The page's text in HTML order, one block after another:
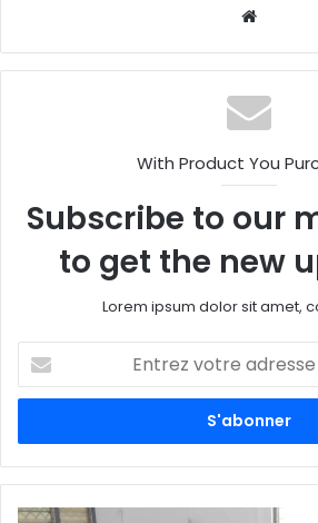
sit
e
With Product You
Subscribe to our
to get the new
Lorem ipsum dolor sit amet,
t
e
z
o